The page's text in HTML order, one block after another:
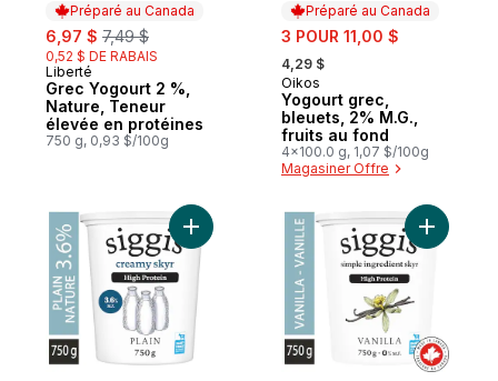
Préparé au Canada
sale:
6,97 $ , formerly:
7,49 $
0,52 $ DE RABAIS
Préparé au Canada
Liberté
Grec Yogourt 2 %,
Nature, Teneur
élevée en protéines
750 g, 0,93 $/100g
Préparé au Canada
sale:
3 POUR 11,00 $
, formerly:
4,29 $
Préparé au Canada
Oikos
Yogourt grec,
bleuets, 2% M.G.,
fruits au fond
4x100.0 g, 1,07 $/100g
Magasiner Offre
Ajouter Yogourt skyr nature 36 % au
Ajouter